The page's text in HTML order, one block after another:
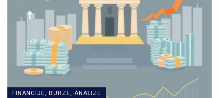
FINANCIJE, BURZE, ANALIZE